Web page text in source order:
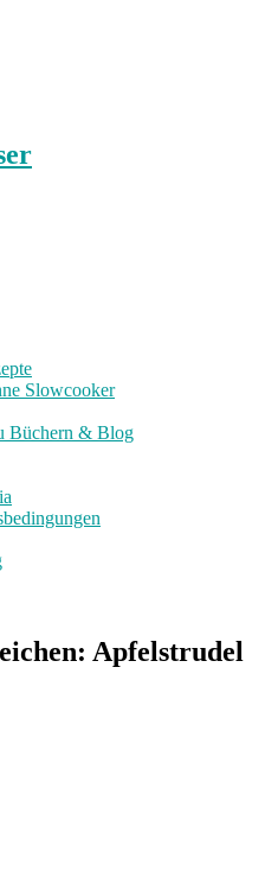
Slowcooker
Büchern & Blog
Apfelstrudel